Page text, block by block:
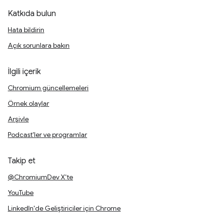
Katkıda bulun
Hata bildirin
Açık sorunlara bakın
İlgili içerik
Chromium güncellemeleri
Örnek olaylar
Arşivle
Podcast'ler ve programlar
Takip et
@ChromiumDev X'te
YouTube
LinkedIn'de Geliştiriciler için Chrome